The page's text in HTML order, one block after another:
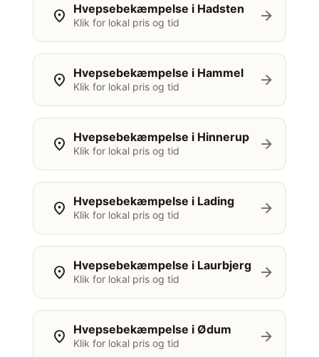
location_on Hvepsebekæmpelse i Hadsten
Klik for lokal pris og tid arrow_forward
location_on Hvepsebekæmpelse i Hammel
Klik for lokal pris og tid arrow_forward
location_on Hvepsebekæmpelse i Hinnerup
Klik for lokal pris og tid arrow_forward
location_on Hvepsebekæmpelse i Lading
Klik for lokal pris og tid arrow_forward
location_on Hvepsebekæmpelse i Laurbjerg
Klik for lokal pris og tid arrow_forward
location_on Hvepsebekæmpelse i Ødum
Klik for lokal pris og tid arrow_forward